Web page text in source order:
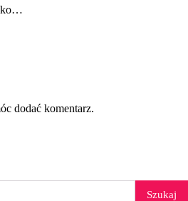
dodać komentarz.